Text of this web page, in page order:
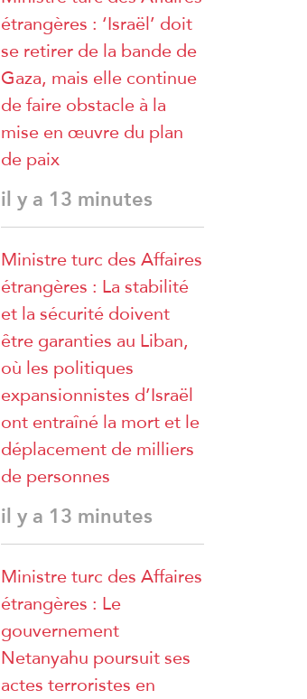
étrangères : ‘Israël’ doit
se retirer de la bande de
Gaza, mais elle continue
de faire obstacle à la
mise en œuvre du plan
de paix
il y a 13 minutes
Ministre turc des Affaires
étrangères : La stabilité
et la sécurité doivent
être garanties au Liban,
où les politiques
expansionnistes d’Israël
ont entraîné la mort et le
déplacement de milliers
de personnes
il y a 13 minutes
Ministre turc des Affaires
étrangères : Le
gouvernement
Netanyahu poursuit ses
actes terroristes en